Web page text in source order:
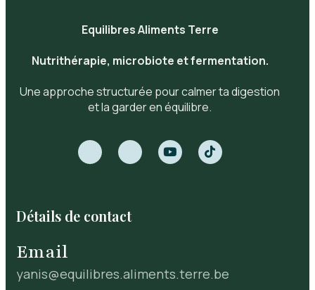
Equilibres Aliments Terre
Nutrithérapie, microbiote et fermentation.
Une approche structurée pour calmer ta digestion
et la garder en équilibre.
Détails de contact
Email
yanis@equilibres.aliments.terre.be